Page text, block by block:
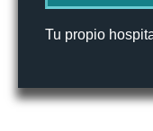
Tu propio